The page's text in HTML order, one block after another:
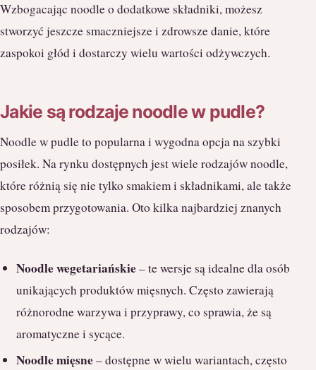
Wzbogacając noodle o dodatkowe składniki, możesz
stworzyć jeszcze smaczniejsze i zdrowsze danie, które
zaspokoi głód i dostarczy wielu wartości odżywczych.
Jakie są rodzaje noodle w pudle?
Noodle w pudle to popularna i wygodna opcja na szybki
posiłek. Na rynku dostępnych jest wiele rodzajów noodle,
które różnią się nie tylko smakiem i składnikami, ale także
sposobem przygotowania. Oto kilka najbardziej znanych
rodzajów:
Noodle wegetariańskie– te wersje są idealne dla osób
unikających produktów mięsnych. Często zawierają
różnorodne warzywa i przyprawy, co sprawia, że są
aromatyczne i sycące.
Noodle mięsne– dostępne w wielu wariantach, często